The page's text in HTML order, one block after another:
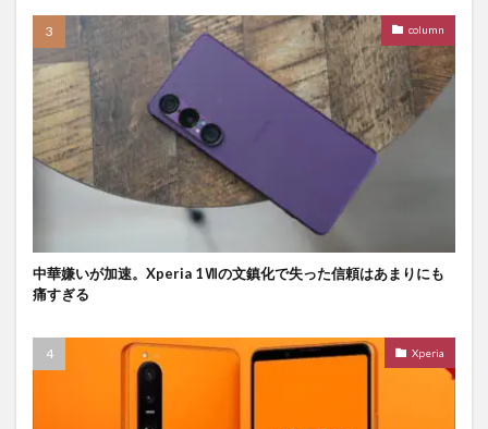
column
中華嫌いが加速。Xperia 1Ⅶの文鎮化で失った信頼はあまりにも
痛すぎる
Xperia